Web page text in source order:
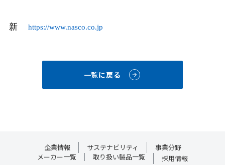
新 https://www.nasco.co.jp
一覧に戻る
企業情報 サステナビリティ
事業分野
メーカー一覧
取り扱い製品一覧 採用情報